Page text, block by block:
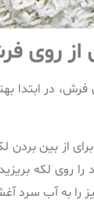
از روی
فرش، در ابتدا
از بین بردن
را روی لکه
را به آب سرد